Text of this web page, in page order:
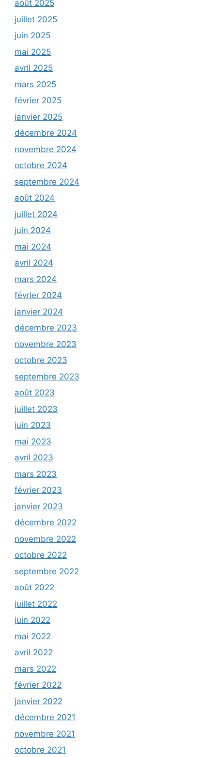
août 2025
juillet 2025
juin 2025
mai 2025
avril 2025
mars 2025
février 2025
janvier 2025
décembre 2024
novembre 2024
octobre 2024
septembre 2024
août 2024
juillet 2024
juin 2024
mai 2024
avril 2024
mars 2024
février 2024
janvier 2024
décembre 2023
novembre 2023
octobre 2023
septembre 2023
août 2023
juillet 2023
juin 2023
mai 2023
avril 2023
mars 2023
février 2023
janvier 2023
décembre 2022
novembre 2022
octobre 2022
septembre 2022
août 2022
juillet 2022
juin 2022
mai 2022
avril 2022
mars 2022
février 2022
janvier 2022
décembre 2021
novembre 2021
octobre 2021